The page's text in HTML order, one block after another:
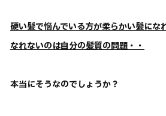
硬い髪で悩んでいる方が柔らかい髪にな
なれないのは自分の髪質の問題・・
本当にそうなのでしょうか？